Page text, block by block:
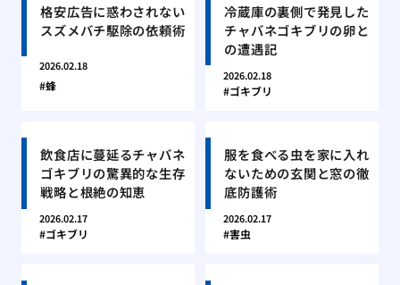
格安広告に惑わされない
スズメバチ駆除の依頼術
2026.02.18
蜂
冷蔵庫の裏側で発見した
チャバネゴキブリの卵と
の遭遇記
2026.02.18
ゴキブリ
飲食店に蔓延るチャバネ
ゴキブリの驚異的な生存
戦略と根絶の知恵
2026.02.17
ゴキブリ
服を食べる虫を家に入れ
ないための玄関と窓の徹
底防護術
2026.02.17
害虫